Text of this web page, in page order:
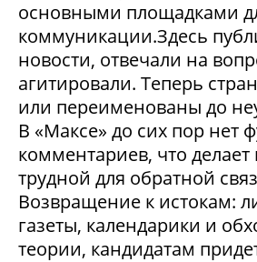
основными площадками
коммуникации.Здесь
новости, отвечали на
агитировали. Теперь
или переименованы до
В «Максе» до сих пор нет
комментариев, что
трудной для обратной
Возвращение к истокам:
газеты, календарики и
теории, кандидатам